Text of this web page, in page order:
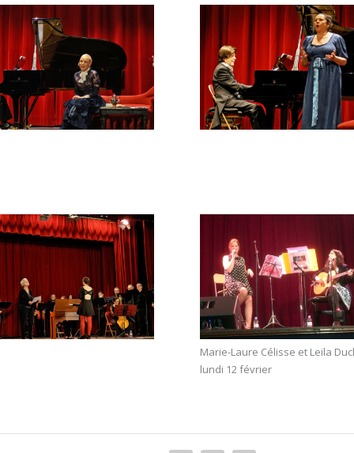
Marie-Laure Célisse et Leila
lundi 12 février